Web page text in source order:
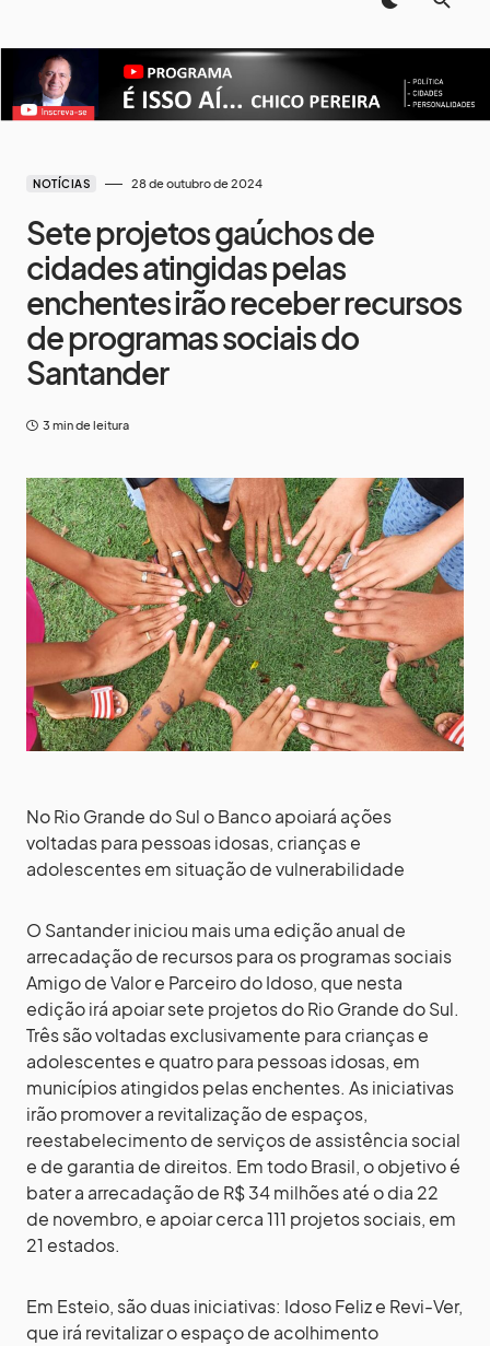
NOTÍCIAS 28 de outubro de 2024
Sete projetos gaúchos de
cidades atingidas pelas
enchentes irão receber recursos
de programas sociais do
Santander
3 min de leitura
No Rio Grande do Sul o Banco apoiará ações
voltadas para pessoas idosas, crianças e
adolescentes em situação de vulnerabilidade
O Santander iniciou mais uma edição anual de
arrecadação de recursos para os programas sociais
Amigo de Valor e Parceiro do Idoso, que nesta
edição irá apoiar sete projetos do Rio Grande do Sul.
Três são voltadas exclusivamente para crianças e
adolescentes e quatro para pessoas idosas, em
municípios atingidos pelas enchentes. As iniciativas
irão promover a revitalização de espaços,
reestabelecimento de serviços de assistência social
e de garantia de direitos. Em todo Brasil, o objetivo é
bater a arrecadação de R$ 34 milhões até o dia 22
de novembro, e apoiar cerca 111 projetos sociais, em
21 estados.
Em Esteio, são duas iniciativas: Idoso Feliz e Revi-Ver,
que irá revitalizar o espaço de acolhimento